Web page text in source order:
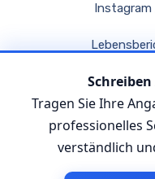
Instagram
Sehr Gute
Tragen Sie Ihre
professionelles
verständlich